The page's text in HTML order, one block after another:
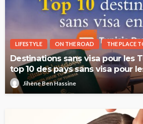
LIFESTYLE ON THE ROAD THE PLACE
Destinations sans visa pour les
top 10 des pays sans visa pour
2026Jihène Ben Hassine